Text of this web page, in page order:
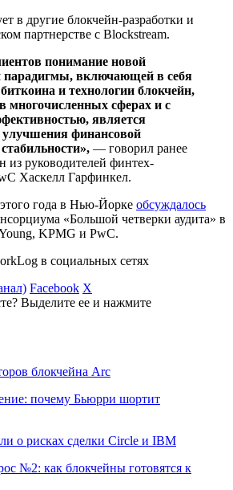
в другие блокчейн-разработки и
партнерстве с Blockstream.
понимание новой
парадигмы, включающей в себя
и технологии блокчейн,
многочисленных сферах и с
является
финансовой
— говорил ранее
из руководителей финтех-
Хаскелл Гарфинкел.
года в Нью-Йорке обсуждалось
«Большой четверки аудита» в
KPMG и PwC.
в социальных сетях
Facebook X
Выделите ее и нажмите
блокчейна Arc
почему Бьюрри шортит
о рисках сделки Circle и IBM
№2: как блокчейны готовятся к